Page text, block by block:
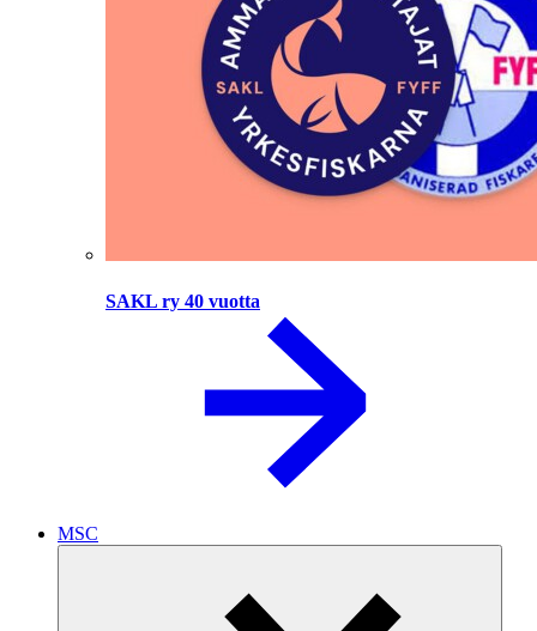
SAKL ry 40 vuotta
MSC